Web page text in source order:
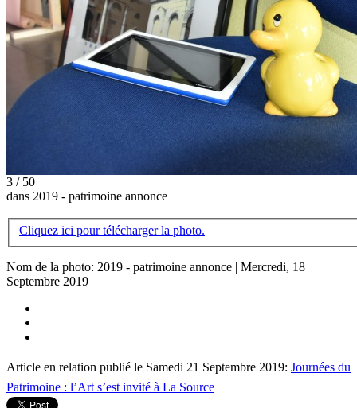
3 / 50
dans 2019 - patrimoine annonce
Cliquez ici pour télécharger la photo.
Nom de la photo: 2019 - patrimoine annonce | Mercredi, 18
Septembre 2019
Article en relation publié le Samedi 21 Septembre 2019: Journées du
Patrimoine : l’Art s’est invité à La Source